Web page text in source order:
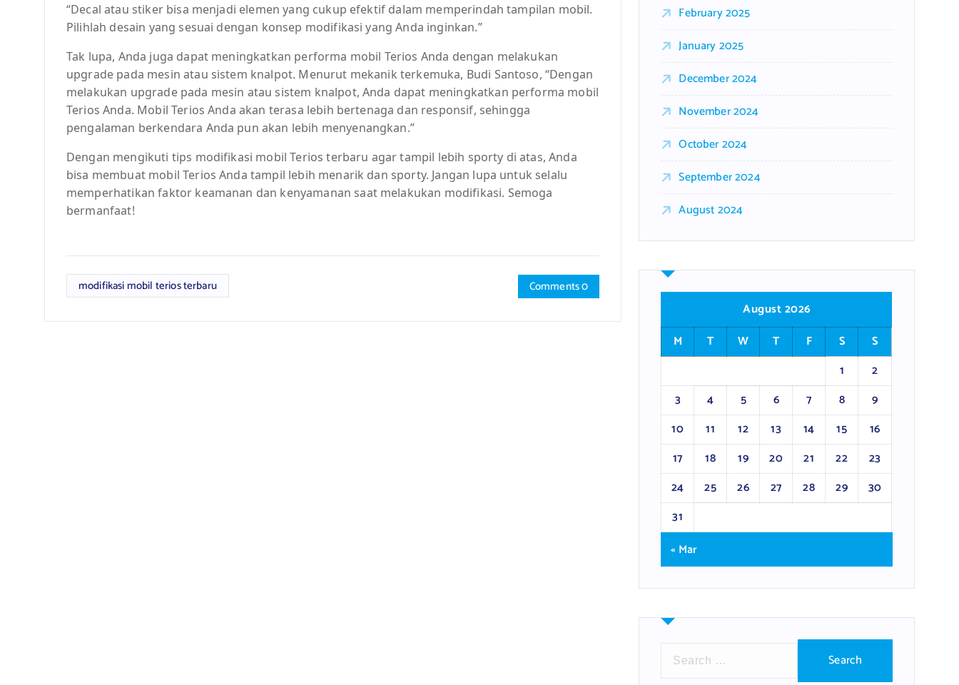
“Decal atau stiker bisa menjadi elemen yang cukup efektif dalam memperindah tampilan mobil.
Pilihlah desain yang sesuai dengan konsep modifikasi yang Anda inginkan.”
Tak lupa, Anda juga dapat meningkatkan performa mobil Terios Anda dengan melakukan
upgrade pada mesin atau sistem knalpot. Menurut mekanik terkemuka, Budi Santoso, “Dengan
melakukan upgrade pada mesin atau sistem knalpot, Anda dapat meningkatkan performa mobil
Terios Anda. Mobil Terios Anda akan terasa lebih bertenaga dan responsif, sehingga
pengalaman berkendara Anda pun akan lebih menyenangkan.”
Dengan mengikuti tips modifikasi mobil Terios terbaru agar tampil lebih sporty di atas, Anda
bisa membuat mobil Terios Anda tampil lebih menarik dan sporty. Jangan lupa untuk selalu
memperhatikan faktor keamanan dan kenyamanan saat melakukan modifikasi. Semoga
bermanfaat!
modifikasi mobil terios terbaru Comments 0
February 2025
January 2025
December 2024
November 2024
October 2024
September 2024
August 2024
August 2026
M
T W T F S
S
1
2
3
4 5 6 7 8
9
10
11 12 13 14 15
16
17
18 19 20 21 22
23
24
25 26 27 28 29
30
31
« Mar